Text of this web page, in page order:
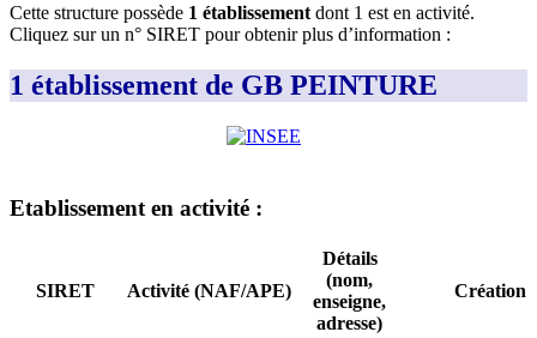
Cette structure possède 1 établissement dont 1 est en activité.
Cliquez sur un n° SIRET pour obtenir plus d’information :
1 établissement de GB PEINTURE
Etablissement en activité :
SIRET Activité (NAF/APE)
Détails
(nom,
enseigne,
adresse)
Création